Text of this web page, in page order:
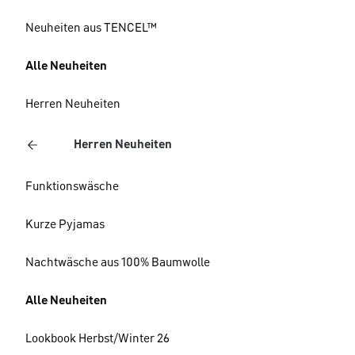
Neuheiten aus TENCEL™
Alle Neuheiten
Herren Neuheiten
Herren Neuheiten
Funktionswäsche
Kurze Pyjamas
Nachtwäsche aus 100% Baumwolle
Alle Neuheiten
Lookbook Herbst/Winter 26